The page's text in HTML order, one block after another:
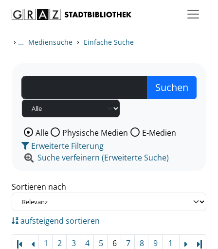
› ... Mediensuche › Einfache Suche
Wählen Sie die Medienart nach der Sie suchen wollen.
Alle Physische Medien
E-Medien
Erweiterte Filterung
Suche verfeinern (Erweiterte Suche)
Sortieren nach
aufsteigend sortieren
1 2 3 4 5 6 7 8 9
1